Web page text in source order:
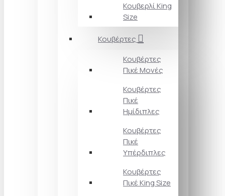
Κουβερλί King
Size
Κουβέρτες
Κουβέρτες
Πικέ Μονές
Κουβέρτες
Πικέ
Ημίδιπλες
Κουβέρτες
Πικέ
Υπέρδιπλες
Κουβέρτες
Πικέ King Size